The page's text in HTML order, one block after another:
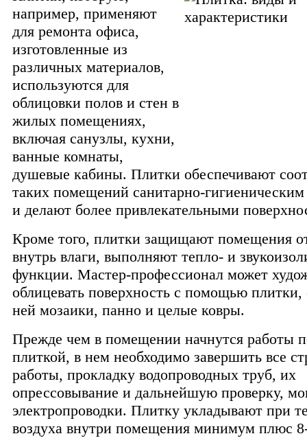
например, применяют
для ремонта офиса,
изготовленные из
различных материалов,
используются для
облицовки полов и стен в
жилых помещениях,
включая санузлы, кухни,
ванные комнаты,
душевые кабины. Плитки обеспечивают
таких помещений санитарно-
и делают более привлекательными
Кроме того, плитки защищают помещения
внутрь влаги, выполняют тепло- и
функции. Мастер-профессионал может
облицевать поверхность с помощью плитки,
ней мозаики, панно и целые ковры.
Прежде чем в помещении начнутся работы
плиткой, в нем необходимо завершить все
работы, прокладку водопроводных труб, их
опрессовывание и дальнейшую проверку,
электропроводки. Плитку укладывают при
воздуха внутри помещения минимум плюс